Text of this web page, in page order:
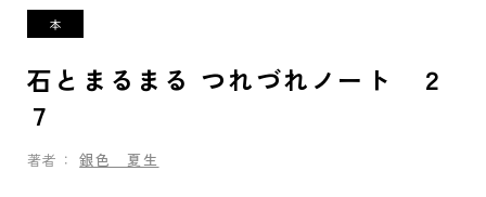
石とまるまる つれづれノート ２
７
著者： 銀色 夏生